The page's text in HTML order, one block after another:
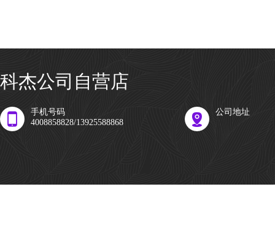
科杰公司自营店
手机号码
4008858828/13925588868
公司地址